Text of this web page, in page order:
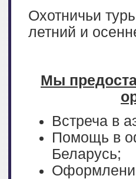
Охотничьи
летний и
Мы
Встреча в
Помощь в
Беларусь;